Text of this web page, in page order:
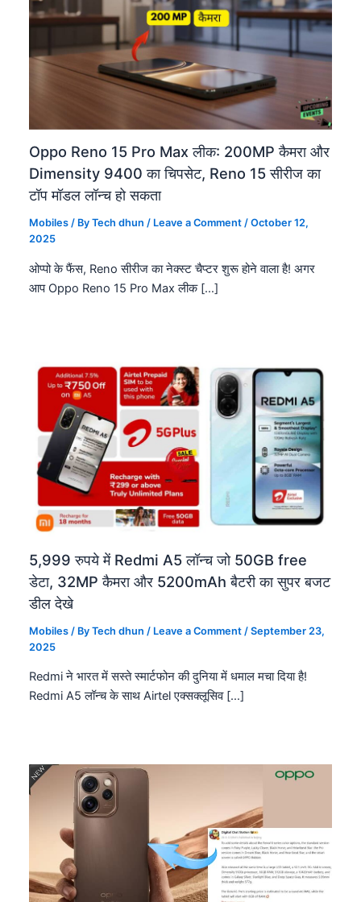
Oppo Reno 15 Pro Max लीक: 200MP कैमरा और
Dimensity 9400 का चिपसेट, Reno 15 सीरीज का
टॉप मॉडल लॉन्च हो सकता
Mobiles / ByTech dhun/ Leave a Comment /October 12,
2025
ओप्पो के फैंस, Reno सीरीज का नेक्स्ट चैप्टर शुरू होने वाला है! अगर
आप Oppo Reno 15 Pro Max लीक […]
5,999 रुपये में Redmi A5 लॉन्च जो 50GB free
डेटा, 32MP कैमरा और 5200mAh बैटरी का सुपर बजट
डील देखे
Mobiles / ByTech dhun / Leave a Comment /September 23,
2025
Redmi ने भारत में सस्ते स्मार्टफोन की दुनिया में धमाल मचा दिया है!
Redmi A5 लॉन्च के साथ Airtel एक्सक्लूसिव […]